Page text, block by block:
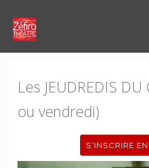
Les JEUDREDIS
ou vendredi)
S’INSCRIRE